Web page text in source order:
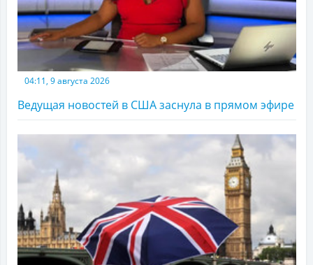
04:11, 9 августа 2026
Ведущая новостей в США заснула в прямом эфире